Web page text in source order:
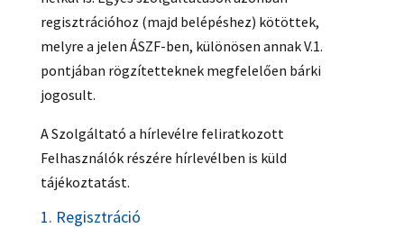
regisztrációhoz (majd belépéshez) kötöttek,
melyre a jelen ÁSZF-ben, különösen annak V.1.
pontjában rögzítetteknek megfelelően bárki
jogosult.
A Szolgáltató a hírlevélre feliratkozott
Felhasználók részére hírlevélben is küld
tájékoztatást.
1. Regisztráció